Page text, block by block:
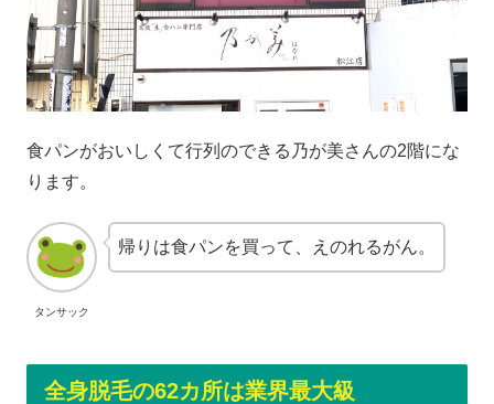
食パンがおいしくて行列のできる乃が美さんの2階にな
ります。
タンサック
帰りは食パンを買って、えのれるがん。
全身脱毛の62カ所は業界最大級